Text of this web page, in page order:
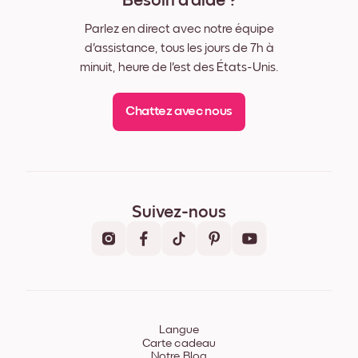
Parlez en direct avec notre équipe
d'assistance, tous les jours de 7h à
minuit, heure de l'est des États-Unis.
Chattez avec nous
Suivez-nous
Langue
Carte cadeau